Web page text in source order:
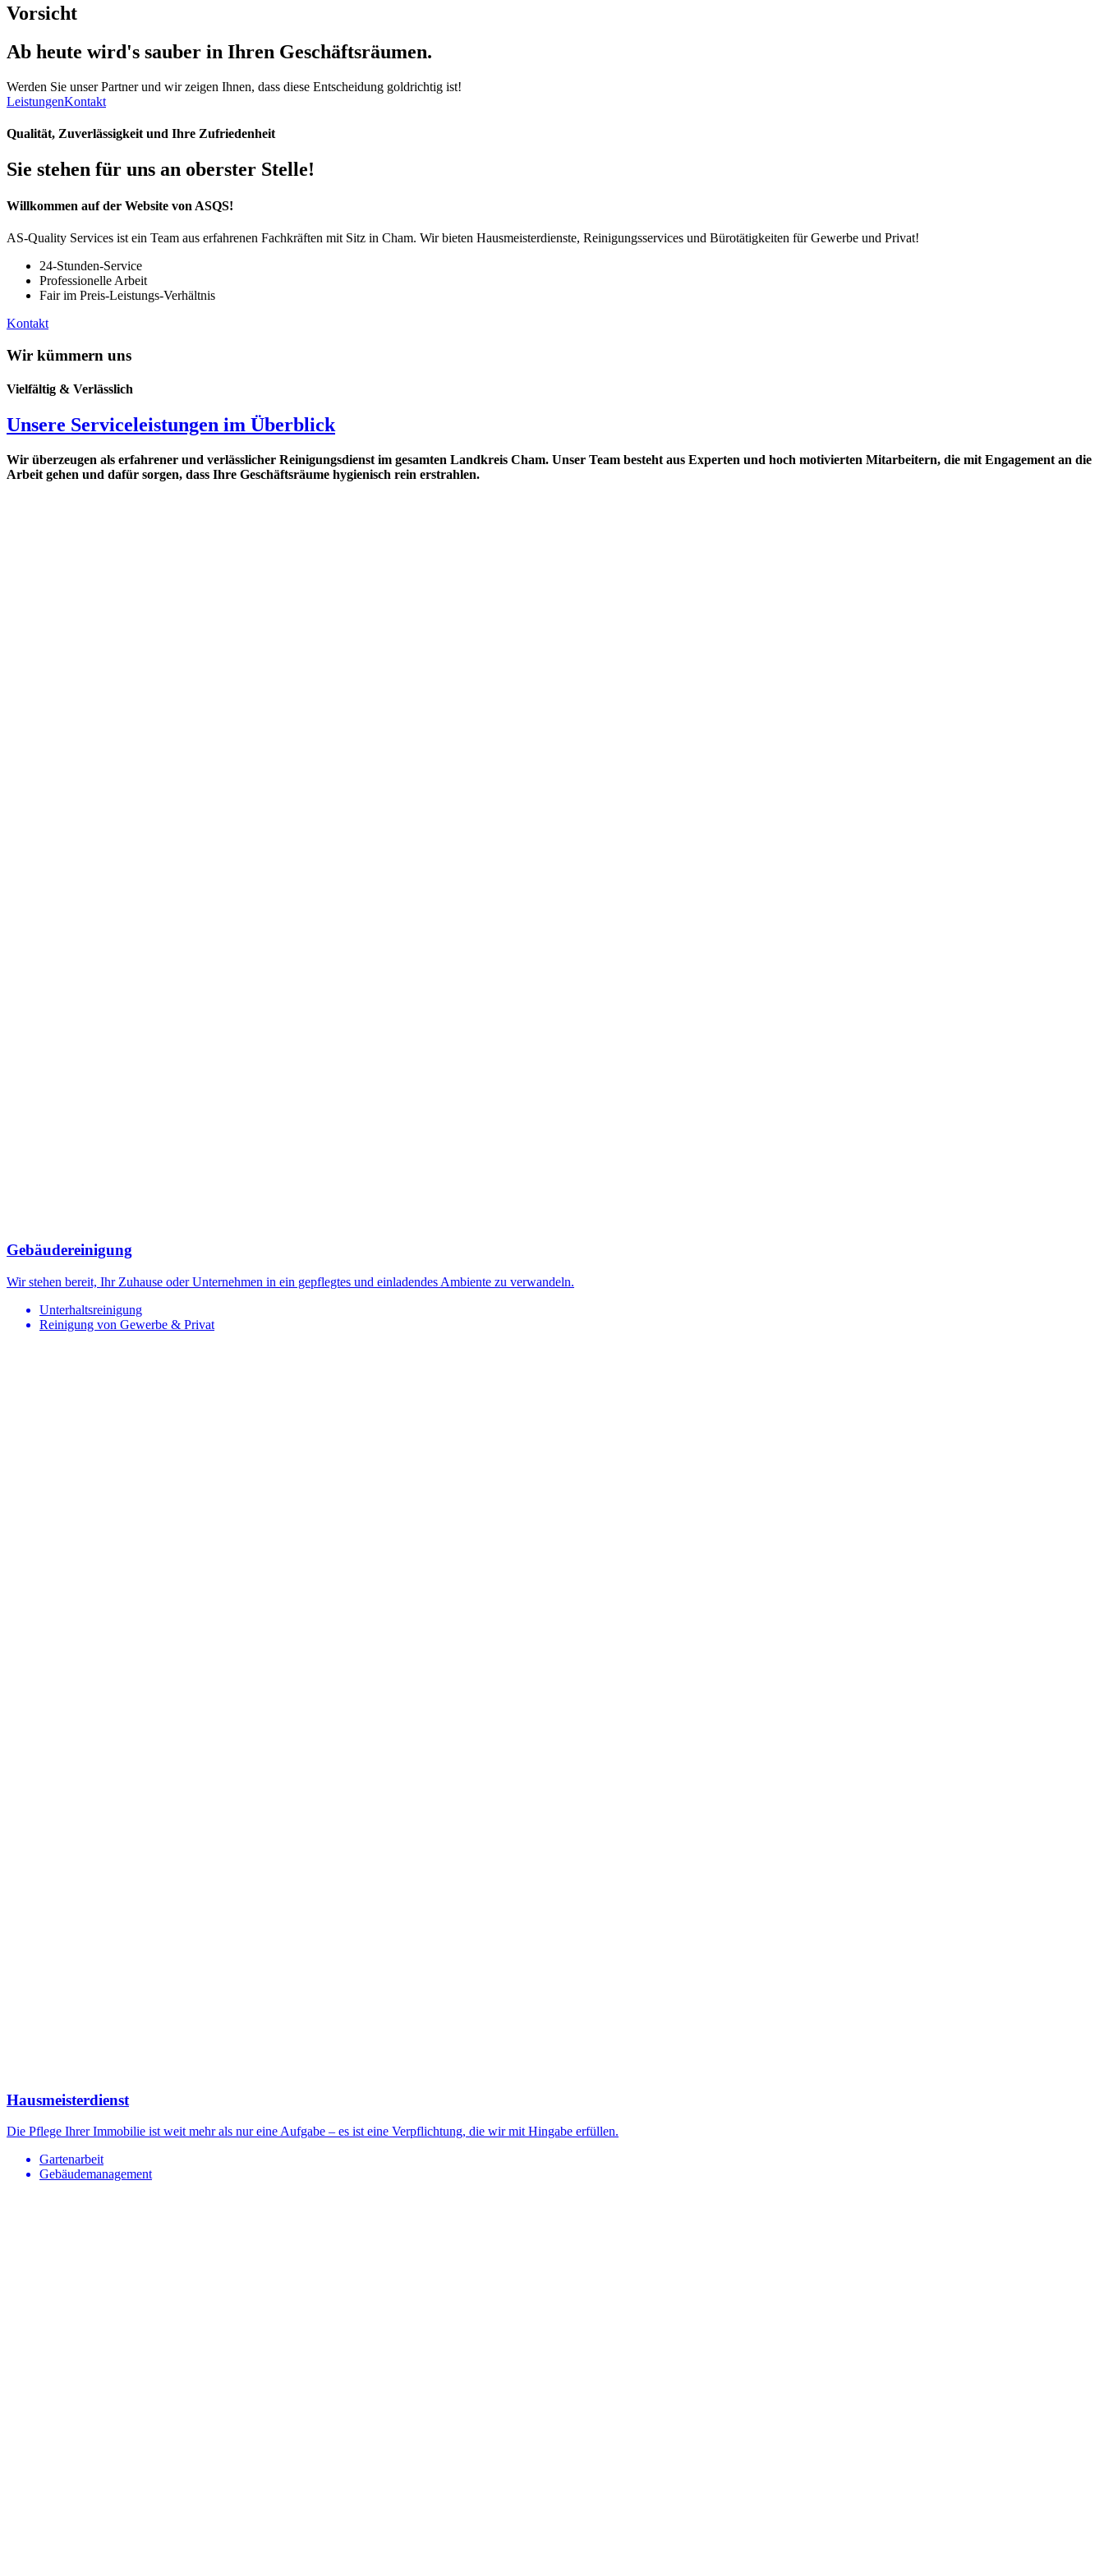
Vorsicht
Ab heute wird's sauber in Ihren Geschäftsräumen.
Werden Sie unser Partner und wir zeigen Ihnen, dass diese Entscheidung goldrichtig ist!
LeistungenKontakt
Qualität, Zuverlässigkeit und Ihre Zufriedenheit
Sie stehen für uns an oberster Stelle!
Willkommen auf der Website von ASQS!
AS-Quality Services ist ein Team aus erfahrenen Fachkräften mit Sitz in Cham. Wir bieten Hausmeisterdienste, Reinigungsservices und Bürotätigkeiten für Gewerbe und Privat!
24-Stunden-Service
Professionelle Arbeit
Fair im Preis-Leistungs-Verhältnis
Kontakt
Wir kümmern uns
Vielfältig & Verlässlich
Unsere Serviceleistungen im Überblick
Wir überzeugen als erfahrener und verlässlicher Reinigungsdienst im gesamten Landkreis Cham. Unser Team besteht aus Experten und hoch motivierten Mitarbeitern, die mit Engagement an die
Arbeit gehen und dafür sorgen, dass Ihre Geschäftsräume hygienisch rein erstrahlen.
Gebäudereinigung
Wir stehen bereit, Ihr Zuhause oder Unternehmen in ein gepflegtes und einladendes Ambiente zu verwandeln.
Unterhaltsreinigung
Reinigung von Gewerbe & Privat
Hausmeisterdienst
Die Pflege Ihrer Immobilie ist weit mehr als nur eine Aufgabe – es ist eine Verpflichtung, die wir mit Hingabe erfüllen.
Gartenarbeit
Gebäudemanagement